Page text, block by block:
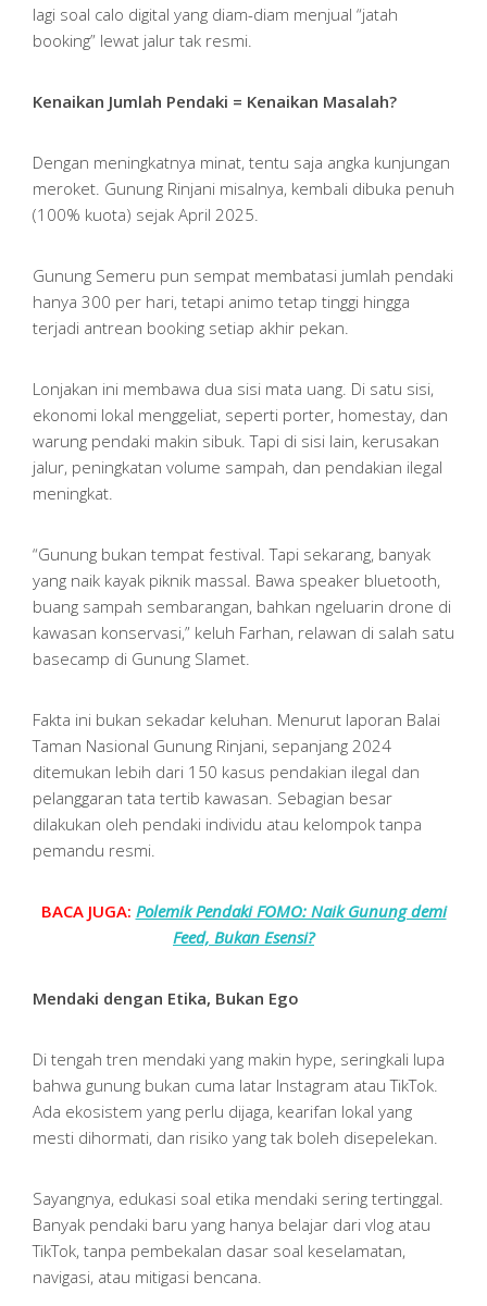
lagi soal calo digital yang diam-diam menjual “jatah
booking” lewat jalur tak resmi.
Kenaikan Jumlah Pendaki = Kenaikan Masalah?
Dengan meningkatnya minat, tentu saja angka kunjungan
meroket. Gunung Rinjani misalnya, kembali dibuka penuh
(100% kuota) sejak April 2025.
Gunung Semeru pun sempat membatasi jumlah pendaki
hanya 300 per hari, tetapi animo tetap tinggi hingga
terjadi antrean booking setiap akhir pekan.
Lonjakan ini membawa dua sisi mata uang. Di satu sisi,
ekonomi lokal menggeliat, seperti porter, homestay, dan
warung pendaki makin sibuk. Tapi di sisi lain, kerusakan
jalur, peningkatan volume sampah, dan pendakian ilegal
meningkat.
“Gunung bukan tempat festival. Tapi sekarang, banyak
yang naik kayak piknik massal. Bawa speaker bluetooth,
buang sampah sembarangan, bahkan ngeluarin drone di
kawasan konservasi,” keluh Farhan, relawan di salah satu
basecamp di Gunung Slamet.
Fakta ini bukan sekadar keluhan. Menurut laporan Balai
Taman Nasional Gunung Rinjani, sepanjang 2024
ditemukan lebih dari 150 kasus pendakian ilegal dan
pelanggaran tata tertib kawasan. Sebagian besar
dilakukan oleh pendaki individu atau kelompok tanpa
pemandu resmi.
BACA JUGA: Polemik Pendaki FOMO: Naik Gunung demi
Feed, Bukan Esensi?
Mendaki dengan Etika, Bukan Ego
Di tengah tren mendaki yang makin hype, seringkali lupa
bahwa gunung bukan cuma latar Instagram atau TikTok.
Ada ekosistem yang perlu dijaga, kearifan lokal yang
mesti dihormati, dan risiko yang tak boleh disepelekan.
Sayangnya, edukasi soal etika mendaki sering tertinggal.
Banyak pendaki baru yang hanya belajar dari vlog atau
TikTok, tanpa pembekalan dasar soal keselamatan,
navigasi, atau mitigasi bencana.